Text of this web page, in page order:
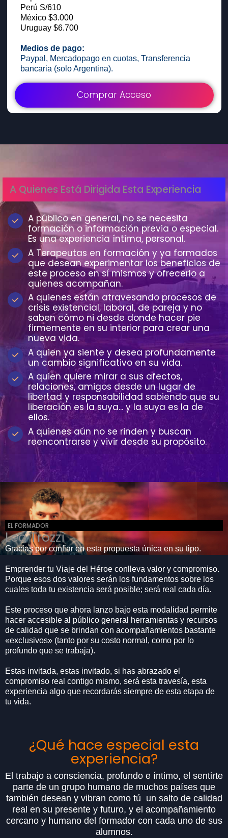
Perú S/610
México $3.000
Uruguay $6.700
Medios de pago:
Paypal, Mercadopago en cuotas, Transferencia
bancaria (solo Argentina).
Comprar Acceso
A Quienes Está Dirigida Esta Experiencia
A público en general, no se necesita
formación o información previa o especial.
Es una experiencia íntima, personal.
A Terapeutas en formación y ya formados
que desean experimentar los beneficios de
este proceso en sí mismos y ofrecerlo a
quienes acompañan.
A quienes están atravesando procesos de
crisis existencial, laboral, de pareja y no
saben cómo ni desde donde hacer pie
firmemente en su interior para crear una
nueva vida.
A quien ya siente y desea profundamente
un cambio significativo en su vida.
A quien quiere mirar a sus afectos,
relaciones, amigos desde un lugar de
libertad y responsabilidad sabiendo que su
liberación es la suya... y la suya es la de
ellos.
A quienes aún no se rinden y buscan
reencontrarse y vivir desde su propósito.
EL FORMADOR
Leo Trozzi
Gracias por confiar en esta propuesta única en su tipo.
Emprender tu Viaje del Héroe conlleva valor y compromiso.
Porque esos dos valores serán los fundamentos sobre los
cuales toda tu existencia será posible; será real cada día.
Este proceso que ahora lanzo bajo esta modalidad permite
hacer accesible al público general herramientas y recursos
de calidad que se brindan con acompañamientos bastante
«exclusivos» (tanto por su costo normal, como por lo
profundo que se trabaja).
Estas invitada, estas invitado, si has abrazado el
compromiso real contigo mismo, será esta travesía, esta
experiencia algo que recordarás siempre de esta etapa de
tu vida.
¿Qué hace especial esta
experiencia?
El trabajo a consciencia, profundo e íntimo, el sentirte
parte de un grupo humano de muchos países que
también desean y vibran como tú un salto de calidad
real en su presente y futuro, y el acompañamiento
cercano y humano del formador con cada uno de sus
alumnos.